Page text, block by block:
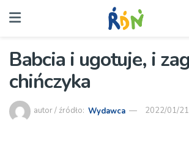
Babcia i ugotuje, i
chińczyka
autor / źródło: Wydawca 2022/01/